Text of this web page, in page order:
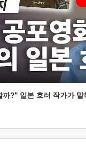
까?" 일본 호러 작가가